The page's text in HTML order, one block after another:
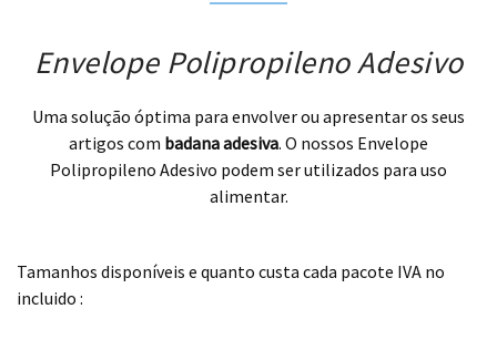
Envelope Polipropileno Adesivo
Uma solução óptima para envolver ou apresentar os seus
artigos com badana adesiva. O nossos Envelope
Polipropileno Adesivo podem ser utilizados para uso
alimentar.
Tamanhos disponíveis e quanto custa cada pacote IVA no
incluido :